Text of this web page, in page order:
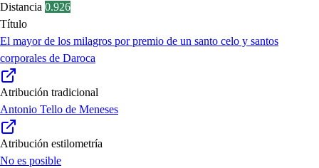
Distancia 0.926
Título
El mayor de los milagros por premio de un santo celo y santos
corporales de Daroca
Atribución tradicional
Antonio Tello de Meneses
Atribución estilometría
No es posible